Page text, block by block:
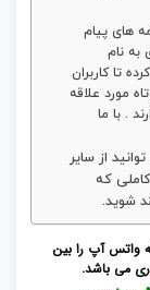
های پیام
به نام
تا کاربران
مورد علاقه
. با ما
از سایر
که
شوید.
واتس آپ را بین
می باشد.